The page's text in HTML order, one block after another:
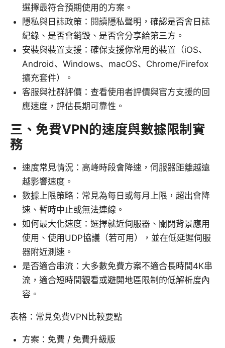
選擇最符合預期使用的方案。
隱私與日誌政策：閱讀隱私聲明，確認是否會日誌
紀錄、是否會銷毀、是否會分享給第三方。
安裝與裝置支援：確保支援你常用的裝置（iOS、
Android、Windows、macOS、Chrome/Firefox
擴充套件）。
客服與社群評價：查看使用者評價與官方支援的回
應速度，評估長期可靠性。
三、免費VPN的速度與數據限制實
務
速度常見情況：高峰時段會降速，伺服器距離越遠
越影響速度。
數據上限策略：常見為每日或每月上限，超出會降
速、暫時中止或無法連線。
如何最大化速度：選擇就近伺服器、關閉背景應用
使用、使用UDP協議（若可用），並在低延遲伺服
器附近測速。
是否適合串流：大多數免費方案不適合長時間4K串
流，適合短時間觀看或避開地區限制的低解析度內
容。
表格：常見免費VPN比較要點
方案：免費 / 免費升級版